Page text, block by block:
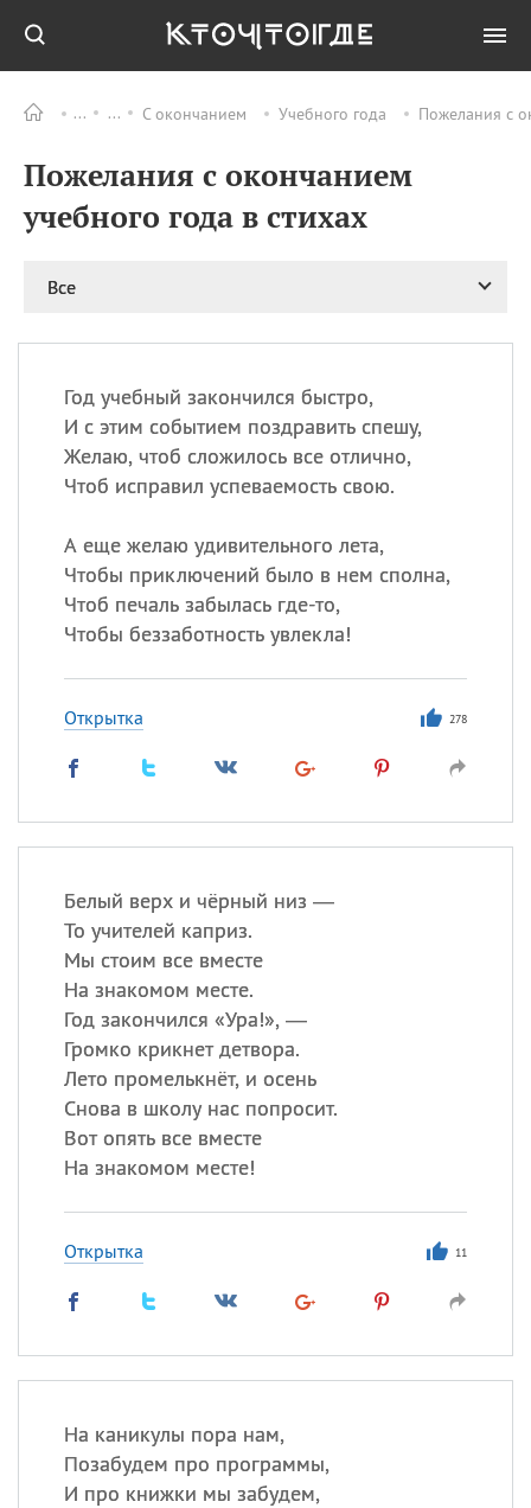
С окончанием Учебного года Пожелания с
Пожелания с окончанием
учебного года в стихах
Все
Год учебный закончился быстро,
И с этим событием поздравить спешу,
Желаю, чтоб сложилось все отлично,
Чтоб исправил успеваемость свою.
А еще желаю удивительного лета,
Чтобы приключений было в нем сполна,
Чтоб печаль забылась где-то,
Чтобы беззаботность увлекла!
Открытка 278
Белый верх и чёрный низ —
То учителей каприз.
Мы стоим все вместе
На знакомом месте.
Год закончился «Ура!», —
Громко крикнет детвора.
Лето промелькнёт, и осень
Снова в школу нас попросит.
Вот опять все вместе
На знакомом месте!
Открытка 11
На каникулы пора нам,
Позабудем про программы,
И про книжки мы забудем,
ПРАЗДНИКИ Все
06.08 Преображение
христиан
Романа и Давида
День ассирийских
мучеников
07.08
Национальный день
маяка
ИМЕНА
Сегодня празднуют именины
, Афанасий,Борис
происхождение